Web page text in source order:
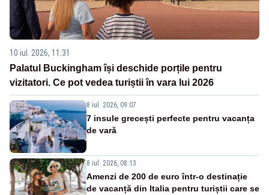
10 iul. 2026, 11:31
Palatul Buckingham își deschide porțile pentru
vizitatori. Ce pot vedea turiștii în vara lui 2026
8 iul. 2026, 09:07
7 insule grecești perfecte pentru vacanța
de vară
8 iul. 2026, 08:13
Amenzi de 200 de euro într-o destinație
de vacanță din Italia pentru turiștii care se